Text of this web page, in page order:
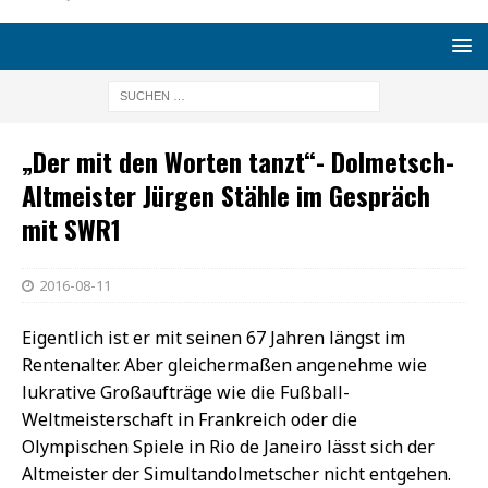
„Der mit den Worten tanzt“- Dolmetsch-
Altmeister Jürgen Stähle im Gespräch
mit SWR1
2016-08-11
Eigentlich ist er mit seinen 67 Jahren längst im
Rentenalter. Aber gleichermaßen angenehme wie
lukrative Großaufträge wie die Fußball-
Weltmeisterschaft in Frankreich oder die
Olympischen Spiele in Rio de Janeiro lässt sich der
Altmeister der Simultandolmetscher nicht entgehen.